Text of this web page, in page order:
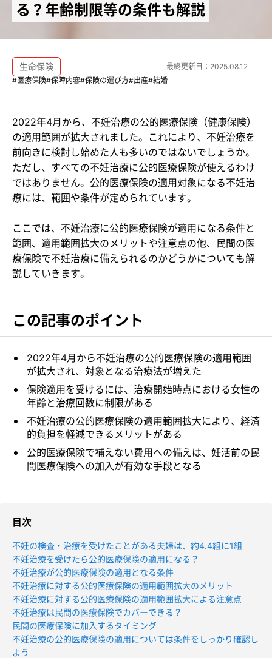
る？年齢制限等の条件も解説
生命保険
#医療保険#保障内容#保険の選び方#出産#結婚
最終更新日： 2025.08.12
2022年4月から、不妊治療の公的医療保険（健康保険）
の適用範囲が拡大されました。これにより、不妊治療を
前向きに検討し始めた人も多いのではないでしょうか。
ただし、すべての不妊治療に公的医療保険が使えるわけ
ではありません。公的医療保険の適用対象になる不妊治
療には、範囲や条件が定められています。
ここでは、不妊治療に公的医療保険が適用になる条件と
範囲、適用範囲拡大のメリットや注意点の他、民間の医
療保険で不妊治療に備えられるのかどうかについても解
説していきます。
この記事のポイント
2022年4月から不妊治療の公的医療保険の適用範囲
が拡大され、対象となる治療法が増えた
保険適用を受けるには、治療開始時点における女性の
年齢と治療回数に制限がある
不妊治療の公的医療保険の適用範囲拡大により、経済
的負担を軽減できるメリットがある
公的医療保険で補えない費用への備えは、妊活前の民
間医療保険への加入が有効な手段となる
目次
不妊の検査・治療を受けたことがある夫婦は、約4.4組に1組
不妊治療を受けたら公的医療保険の適用になる？
不妊治療が公的医療保険の適用となる条件
不妊治療に対する公的医療保険の適用範囲拡大のメリット
不妊治療に対する公的医療保険の適用範囲拡大による注意点
不妊治療は民間の医療保険でカバーできる？
民間の医療保険に加入するタイミング
不妊治療の公的医療保険の適用については条件をしっかり確認し
よう